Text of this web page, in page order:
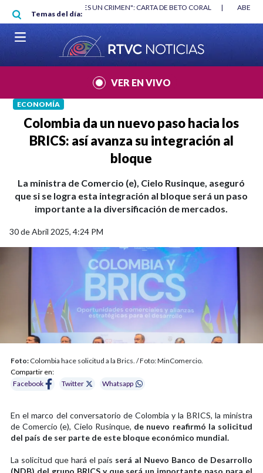
Pasar al contenido principal
Temas del día:
"HABLAR NO ES UN CRIMEN": CARTA DE BETO CORAL |
VER EN VIVO
ECONOMÍA
Colombia da un nuevo paso hacia los
BRICS: así avanza su integración al
bloque
La ministra de Comercio (e), Cielo Rusinque, aseguró
que si se logra esta integración al bloque será un paso
importante a la diversificación de mercados.
30 de Abril 2025, 4:24 PM
Foto: Colombia hace solicitud a la Brics. / Foto: MinComercio.
Compartir en:
Facebook
Twitter Whatsapp
En el marco del conversatorio de Colombia y la BRICS, la ministra
de Comercio (e), Cielo Rusinque, de nuevo reafirmó la solicitud
del país de ser parte de este bloque económico mundial.
La solicitud que hará el país será al Nuevo Banco de Desarrollo
(NDB) del grupo BRICS y que será un importante paso para el